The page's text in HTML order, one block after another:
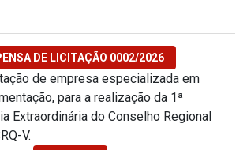
DE LICITAÇÃO 0002/2026
de empresa especializada em
para a realização da 1ª
Extraordinária do Conselho Regional
V.